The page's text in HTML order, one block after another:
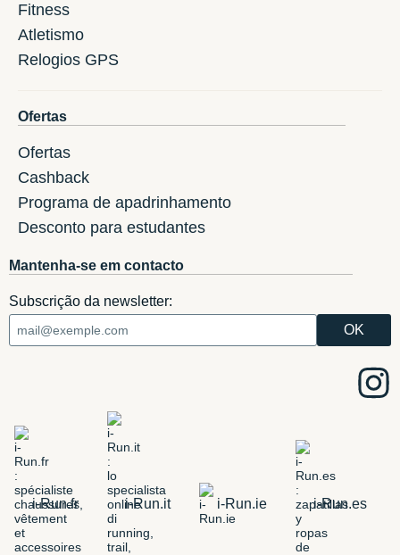
Fitness
Atletismo
Relogios GPS
Ofertas
Ofertas
Cashback
Programa de apadrinhamento
Desconto para estudantes
Mantenha-se em contacto
Subscrição da newsletter:
i-Run.fr i-Run.it i-Run.ie i-Run.es